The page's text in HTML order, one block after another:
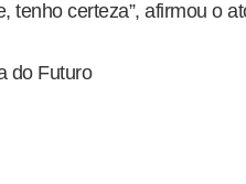
tenho certeza”, afirmou o
do Futuro